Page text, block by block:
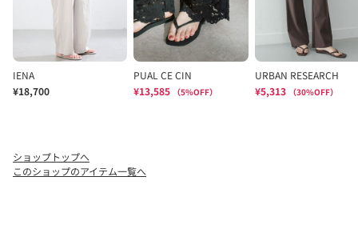
ショップトップへ
このショップのアイテム一覧へ